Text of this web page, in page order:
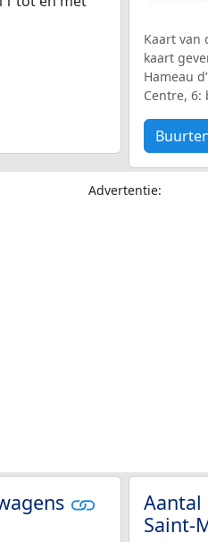
Kaart van
kaart
Hameau
Centre, 6:
Advertentie:
Aantal
Saint-